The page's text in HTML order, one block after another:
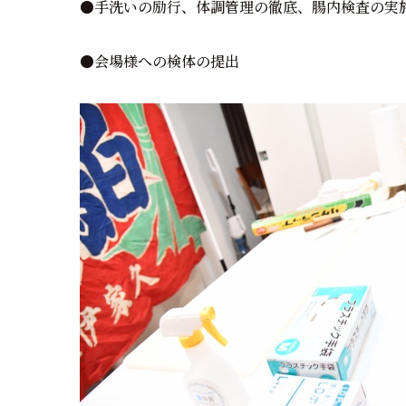
●手洗いの励行、体調管理の徹底、腸内検査の実
●会場様への検体の提出